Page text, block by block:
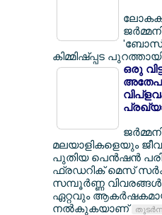
കിമ്മിഷ്പ്പട
ഒരു
മലയാളികളെയും
പുതിയ പെന്‍ഷന്‍
ഫ്രഡറിക് മെസ്
സമ്പൂര്‍ണ്ണ
ഏറ്റവും
നല്‍കുകയാണ്